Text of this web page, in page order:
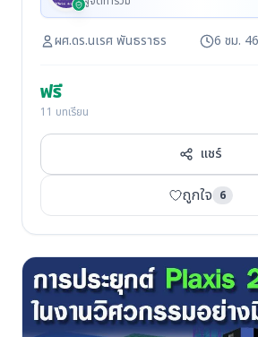
ผศ.ดร.นเรศ พันธราธร 6 ชม.
ฟรี
11 บทเรียน
แชร์
ถูกใจ 6